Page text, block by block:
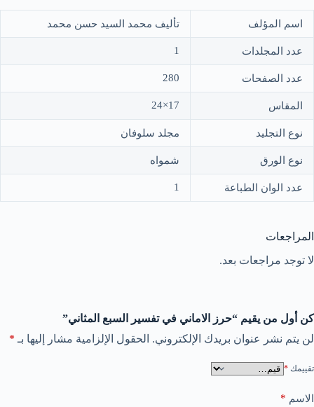
اسم المؤلف تأليف محمد السيد حسن محمد
عدد المجلدات 1
عدد الصفحات 280
المقاس 17×24
نوع التجليد مجلد سلوفان
نوع الورق شمواه
عدد الوان الطباعة 1
المراجعات
لا توجد مراجعات بعد.
كن أول من يقيم “حرز الاماني في تفسير السبع المثاني”
لن يتم نشر عنوان بريدك الإلكتروني. الحقول الإلزامية مشار إليها بـ *
تقييمك *
الاسم *